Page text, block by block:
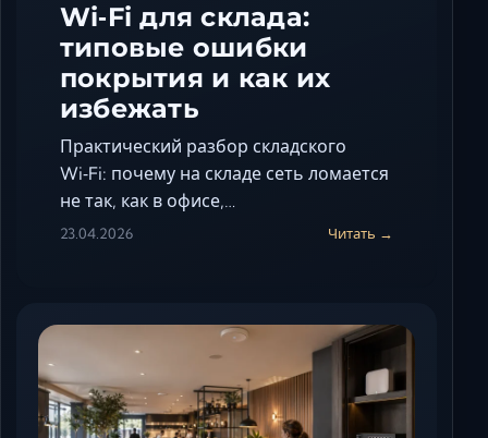
Wi‑Fi для склада:
типовые ошибки
покрытия и как их
избежать
Практический разбор складского
Wi‑Fi: почему на складе сеть ломается
не так, как в офисе,…
23.04.2026 Читать →